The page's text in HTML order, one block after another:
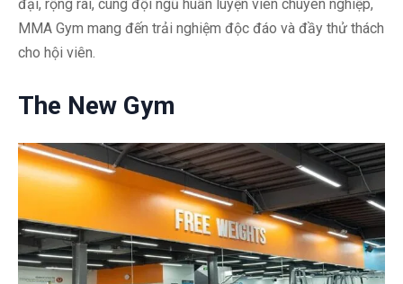
đại, rộng rãi, cùng đội ngũ huấn luyện viên chuyên nghiệp,
MMA Gym mang đến trải nghiệm độc đáo và đầy thử thách
cho hội viên.
The New Gym